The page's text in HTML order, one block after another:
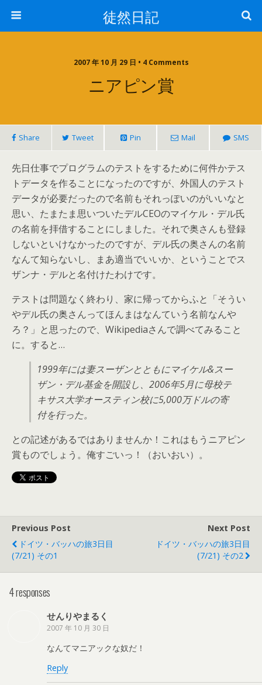
徒然日記
2007 年 10 月 29 日 • 4 Comments
ニアピン賞
Share Tweet Pin Mail SMS
先日仕事でプログラムのテストをするために何件かテス
トデータを作ることになったのですが、外国人のテスト
データが必要だったので名前もそれっぽいのがいいなと
思い、たまたま思いついたデルCEOのマイケル・デル氏
の名前を拝借することにしました。それで奥さんも登録
しないといけなかったのですが、デル氏の奥さんの名前
なんて知らないし、まあ適当でいいか、ということでス
ザンナ・デルと名付けたわけです。
テストは問題なく終わり、家に帰ってからふと「そうい
やデル氏の奥さんってほんまはなんていう名前なんや
ろ？」と思ったので、Wikipediaさんで調べてみること
に。すると…
1999年には妻スーザンとともにマイケル&スー
ザン・デル基金を開設し、2006年5月に母校テ
キサス大学オースティン校に5,000万ドルの寄
付を行った。
との記述があるではありませんか！これはもうニアピン
賞ものでしょう。俺すごいっ！（おいおい）。
Previous Post
ドイツ・バッハの旅3日目
(7/21) その1
Next Post
ドイツ・バッハの旅3日目
(7/21) その2
4 responses
せんりやまるく
2007 年 10 月 30 日
なんてマニアックな奴だ！
Reply